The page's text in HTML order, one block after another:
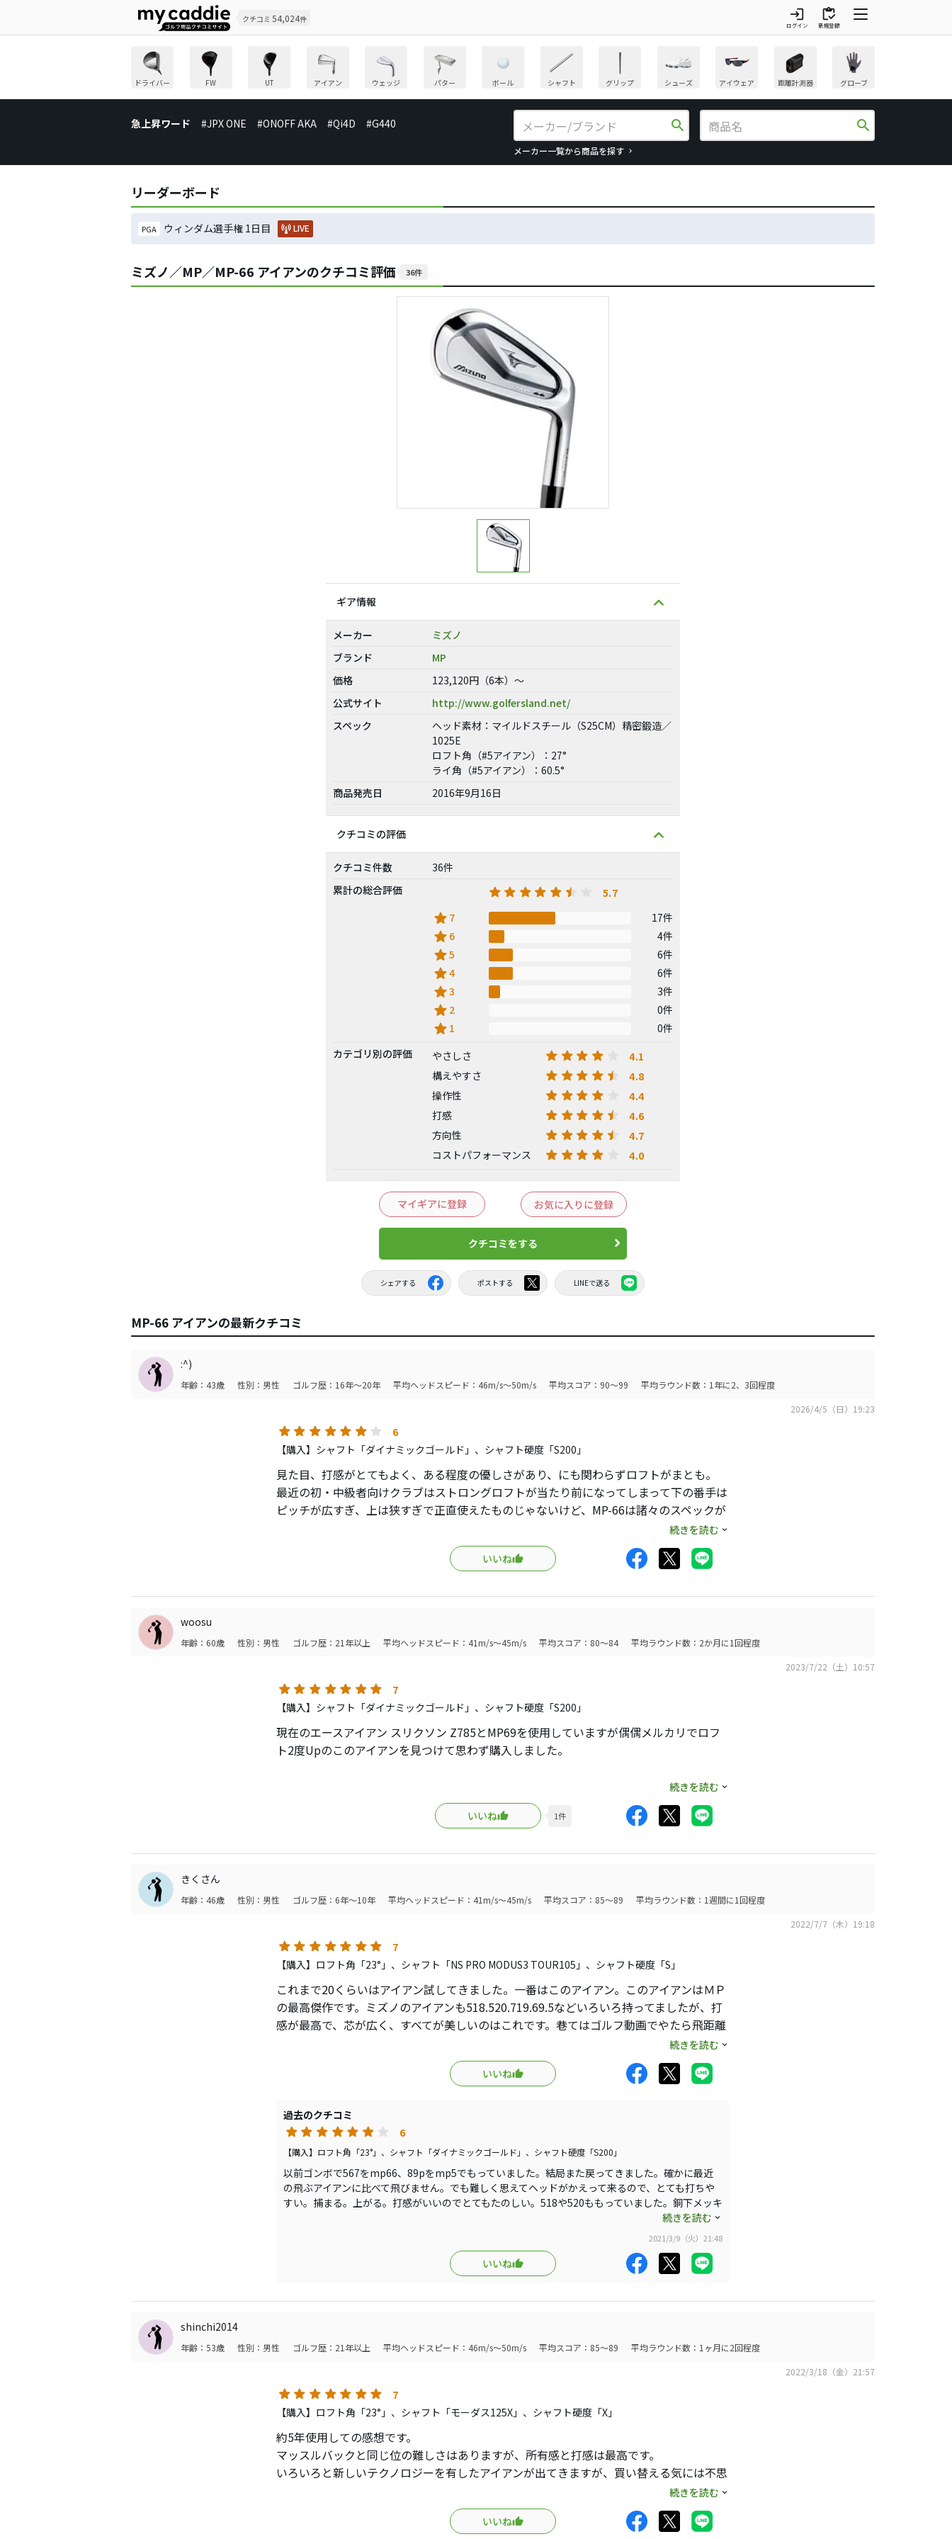
クチコミ 54,024件 login
ログイン
inventory
新規登録
ドライバー FW UT アイアン ウェッジ パター ボール シャフト グリップ シューズ アイウェア 距離計測器 グローブ
急上昇ワード #JPX ONE #ONOFF AKA #Qi4D #G440 search
メーカー一覧から商品を探す
search
リーダーボード
PGA ウィンダム選手権 1日目 LIVE
ミズノ／MP／MP-66 アイアンのクチコミ評価 36件
ギア情報
メーカー
ミズノ
ブランド
MP
価格
123,120円（6本）～
公式サイト
http://www.golfersland.net/
スペック
ヘッド素材：マイルドスチール（S25CM）精密鍛造／
1025E
ロフト角（#5アイアン）：27°
ライ角（#5アイアン）：60.5°
商品発売日
2016年9月16日
クチコミの評価
クチコミ件数
36件
累計の総合評価
5.7
star 7 17件
star 6 4件
star5 6件
star4 6件
star3 3件
star 2 0件
star 1
0件
カテゴリ別の評価
やさしさ 4.1
構えやすさ 4.8
操作性 4.4
打感 4.6
方向性 4.7
コストパフォーマンス 4.0
マイギアに登録 お気に入りに登録
クチコミをする
シェアする ポストする LINEで送る
MP-66 アイアンの最新クチコミ
:^)
年齢：43歳 性別：男性 ゴルフ歴：16年～20年 平均ヘッドスピード：46m/s～50m/s 平均スコア：90～99
平均ラウンド数：1年に2、3回程度
2026/4/5（日）19:23
6
【購入】シャフト「ダイナミックゴールド」、シャフト硬度「S200」
見た目、打感がとてもよく、ある程度の優しさがあり、にも関わらずロフトがまとも。
最近の初・中級者向けクラブはストロングロフトが当たり前になってしまって下の番手は
ピッチが広すぎ、上は狭すぎで正直使えたものじゃないけど、MP-66は諸々のスペックが
今は中古で安く出回ってるし、シャフトもかなり多様な選択肢がある。ゴルフをはじめて
続きを読む
いいね
woosu
年齢：60歳 性別：男性 ゴルフ歴：21年以上 平均ヘッドスピード：41m/s～45m/s 平均スコア：80～84
平均ラウンド数：2か月に1回程度
2023/7/22（土）10:57
7
【購入】シャフト「ダイナミックゴールド」、シャフト硬度「S200」
現在のエースアイアン スリクソン Z785とMP69を使用していますが偶偶メルカリでロフ
ト2度Upのこのアイアンを見つけて思わず購入しました。
以前から66アイアンは興味アリアリだったのでエースアイアンと比べてみました。
標準ロフトより全番手2度UPしている為か飛距離はあまり変わりません。
しいて言えばZ785より1～3ｙ落ちるぐらいで収まっています。
和顔。ボールを包み込むような顔付きで安心出来ます。
狭いピンポジションもダイレクトに狙っていく事が出来ます。
還暦を過ぎて中空アイアンを色々為しましたがZ785と比べて中空の良さを見つける事が
出来ませんでした。
半番手以下なのでメリットを感じませんでした。
（飛ばないと言ってもスリクソン ZX7と比べても半番手ぐらいの飛距離差です）
・構えやすさ
・球の上がりやすさと弾道のイメージ
・安心感
・打感や打音
これからも色々カスタムして楽しみたいアイアンです。
続きを読む
いいね 1件
きくさん
年齢：46歳 性別：男性 ゴルフ歴：6年～10年 平均ヘッドスピード：41m/s～45m/s 平均スコア：85～89
平均ラウンド数：1週間に1回程度
2022/7/7（木）19:18
7
【購入】ロフト角「23°」、シャフト「NS PRO MODUS3 TOUR105」、シャフト硬度「S」
これまで20くらいはアイアン試してきました。一番はこのアイアン。このアイアンはＭＰ
の最高傑作です。ミズノのアイアンも518.520.719.69.5などいろいろ持ってましたが、打
感が最高で、芯が広く、すべてが美しいのはこれです。巷てはゴルフ動画でやたら飛距離
を特化してますが、アイアンはコントロールがすべてですよね。ヘッドスピード40少しの
自分でも7番で165とか飛ぶアイアンはありますが、縦距離がコントロールできなければ
アイアンではないです。値段もちゅうこでお手頃、最近はやたら某パートナーが値段あげ
すすめです。
続きを読む
いいね
過去のクチコミ
6
【購入】ロフト角「23°」、シャフト「ダイナミックゴールド」、シャフト硬度「S200」
以前ゴンボで567をmp66、89pをmp5でもっていました。結局また戻ってきました。確かに最近
の飛ぶアイアンに比べて飛びません。でも難しく思えてヘッドがかえって来るので、とても打ちや
すい。捕まる。上がる。打感がいいのでとてもたのしい。518や520ももっていました。銅下メッキ
でとても柔らかいのですが、66や5にはもっと引き締まった感じがあります。どこで打ったのかも
っと教えてくれます。ミズノプロも情報は伝えてくれるのでそれもすごいんですが。
66は飛ばない以外は完璧とおもいます。曲げようとおもったら曲がるのに直進性も高い不思議なく
らぶ。5のほうはもっと操作性が高いんですがとてつもなくカッコいい。
このコンビはとても重心距離が似てるので
続きを読む
2021/3/9（火）21:48
いいね
shinchi2014
年齢：53歳 性別：男性 ゴルフ歴：21年以上 平均ヘッドスピード：46m/s～50m/s 平均スコア：85～89
平均ラウンド数：1ヶ月に2回程度
2022/3/18（金）21:57
7
【購入】ロフト角「23°」、シャフト「モーダス125X」、シャフト硬度「X」
約5年使用しての感想です。
マッスルバックと同じ位の難しさはありますが、所有感と打感は最高です。
いろいろと新しいテクノロジーを有したアイアンが出てきますが、買い替える気には不思
スイング作りにもいいアイアンだと思います。
あと余談ですが、オプションのジルニッケルはお薦めですよ。傷が付きません。
続きを読む
いいね